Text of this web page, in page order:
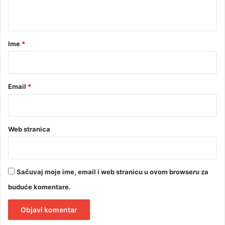
d
n
o
r
rIme *
Email *
Web stranica
Sačuvaj moje ime, email i web stranicu u ovom browseru za
buduće komentare.